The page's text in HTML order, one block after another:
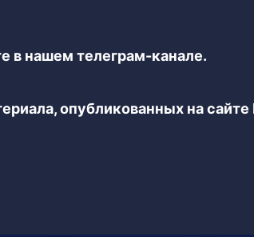
в нашем телеграм-канале.
опубликованных на